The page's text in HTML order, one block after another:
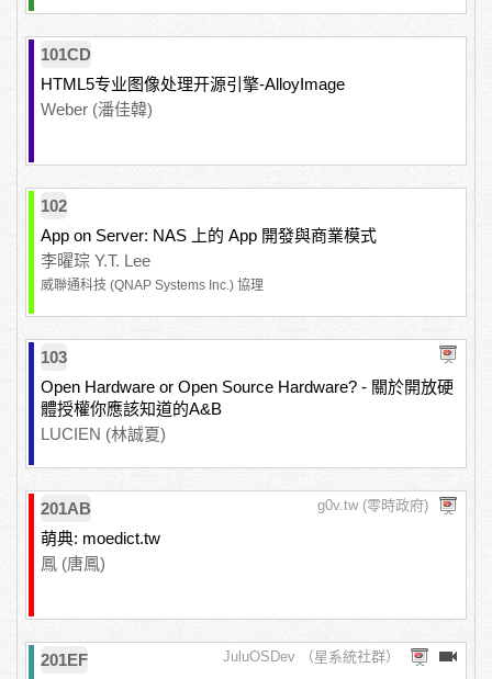
101CD
HTML5专业图像处理开源引擎-AlloyImage
Weber (潘佳韓)
102
App on Server: NAS 上的 App 開發與商業模式
李曜琮 Y.T. Lee
威聯通科技 (QNAP Systems Inc.) 協理
103
Open Hardware or Open Source Hardware? - 關於開放硬
體授權你應該知道的A&B
LUCIEN (林誠夏)
201AB g0v.tw (零時政府)
萌典: moedict.tw
鳳 (唐鳳)
201EF JuluOSDev （星系統社群）